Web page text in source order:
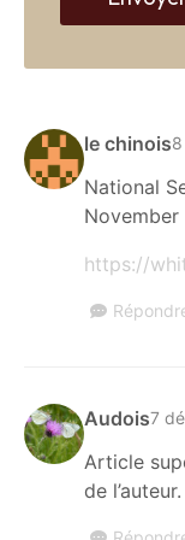
le chinois
National
https://
Audois7
Article
de